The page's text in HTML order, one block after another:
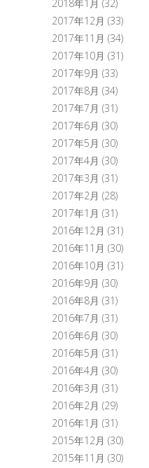
2018年1月 (32)
2017年12月 (33)
2017年11月 (34)
2017年10月 (31)
2017年9月 (33)
2017年8月 (34)
2017年7月 (31)
2017年6月 (30)
2017年5月 (30)
2017年4月 (30)
2017年3月 (31)
2017年2月 (28)
2017年1月 (31)
2016年12月 (31)
2016年11月 (30)
2016年10月 (31)
2016年9月 (30)
2016年8月 (31)
2016年7月 (31)
2016年6月 (30)
2016年5月 (31)
2016年4月 (30)
2016年3月 (31)
2016年2月 (29)
2016年1月 (31)
2015年12月 (30)
2015年11月 (30)